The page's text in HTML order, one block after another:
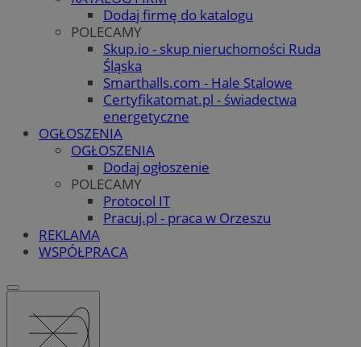
Dodaj firmę do katalogu
POLECAMY
Skup.io - skup nieruchomości Ruda
Śląska
Smarthalls.com - Hale Stalowe
Certyfikatomat.pl - świadectwa
energetyczne
OGŁOSZENIA
OGŁOSZENIA
Dodaj ogłoszenie
POLECAMY
Protocol IT
Pracuj.pl - praca w Orzeszu
REKLAMA
WSPÓŁPRACA